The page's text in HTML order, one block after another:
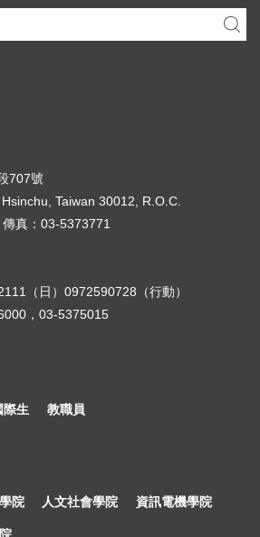
707號
Taiwan 30012, R.O.C.
真：03-5373771
（日）0972590728（行動）
，03-5375015
際生 教職員
院 人文社會學院 資訊電機學院